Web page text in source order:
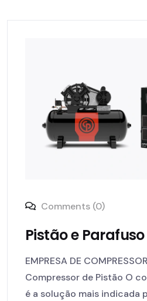
Comments (0)
Pistão e Parafuso
EMPRESA DE
Compressor de Pistão O
é a solução mais indicada